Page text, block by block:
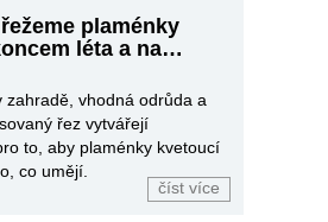
plaménky
léta a na
zahradě, vhodná odrůda a
řez vytvářejí
to, aby plaménky kvetoucí
co umějí.
číst více